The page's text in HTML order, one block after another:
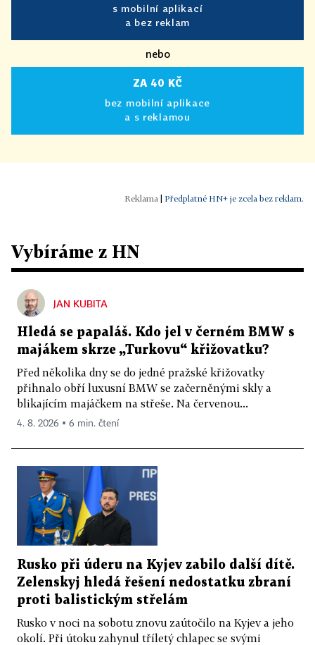
s mobilní aplikací
a bez reklam
nebo
ZA 40 KČ
bez mobilní aplikace
a s reklamou
Předplatné HN+ je zcela bez reklam.
Vybíráme z HN
JAN KUBITA
Hledá se papaláš. Kdo jel v černém BMW s
majákem skrze „Turkovu“ křižovatku?
Před několika dny se do jedné pražské křižovatky
přihnalo obří luxusní BMW se začerněnými skly a
blikajícím majáčkem na střeše. Na červenou...
4. 8. 2026 ▪ 6 min. čtení
Rusko při úderu na Kyjev zabilo další dítě.
Zelenskyj hledá řešení nedostatku zbraní
proti balistickým střelám
Rusko v noci na sobotu znovu zaútočilo na Kyjev a jeho
okolí. Při útoku zahynul tříletý chlapec se svými